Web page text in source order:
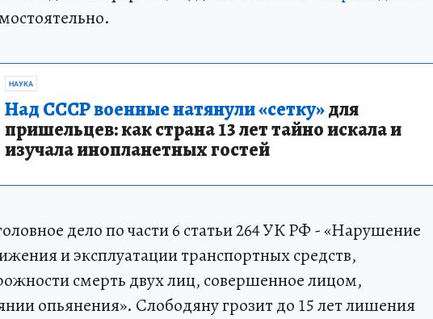
НАУКА
Над СССР военные натянули «сетку»для
пришельцев: как страна 13 лет тайно искала и
изучала инопланетных гостей
дело по части 6 статьи 264 УК РФ - «Нарушение
и эксплуатации транспортных средств,
смерть двух лиц, совершенное лицом,
опьянения». Слободяну грозит до 15 лет лишения